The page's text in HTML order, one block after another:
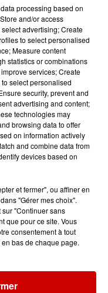
pour le
Automobile au
invite à
!
votre balade
processing based on
and/or access
advertising; Create
to select personalised
Measure content
statistics or combinations
services; Create
select personalised
security, prevent and
advertising and content;
technologies may
browsing data to offer
on information actively
and combine data from
devices based on
et fermer", ou affiner en
"Gérer mes choix".
"Continuer sans
que pour ce site. Vous
consentement à tout
bas de chaque page.